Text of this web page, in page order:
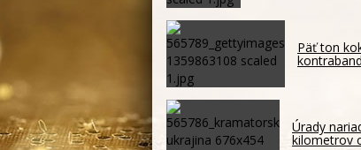
Päť ton
Úrady
kilometrov